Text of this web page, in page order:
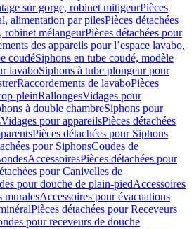
sur gorge, robinet mitigeurPièces
alimentation par pilesPièces détachées
robinet mélangeurPièces détachées pour
des appareils pour l’espace lavabo,
coudéSiphons en tube coudé, modèle
lavaboSiphons à tube plongeur pour
Raccordements de lavaboPièces
pleinRallongesVidages pour
à double chambreSiphons pour
Vidages pour appareilsPièces détachées
Pièces détachées pour Siphons
pour SiphonsCoudes de
AccessoiresPièces détachées pour
pour Canivelles de
pour douche de plain-piedAccessoires
muralesAccessoires pour évacuations
Pièces détachées pour Receveurs
pour receveurs de douche